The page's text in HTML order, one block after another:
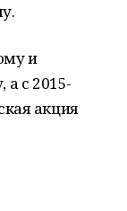
и
а с 2015-
акция